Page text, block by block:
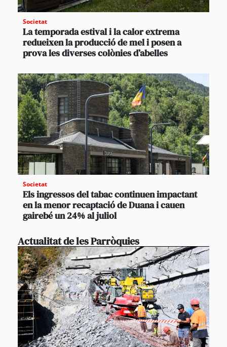
Societat
La temporada estival i la calor extrema
redueixen la producció de mel i posen a
prova les diverses colònies d’abelles
Societat
Els ingressos del tabac continuen impactant
en la menor recaptació de Duana i cauen
gairebé un 24% al juliol
Actualitat de les Parròquies